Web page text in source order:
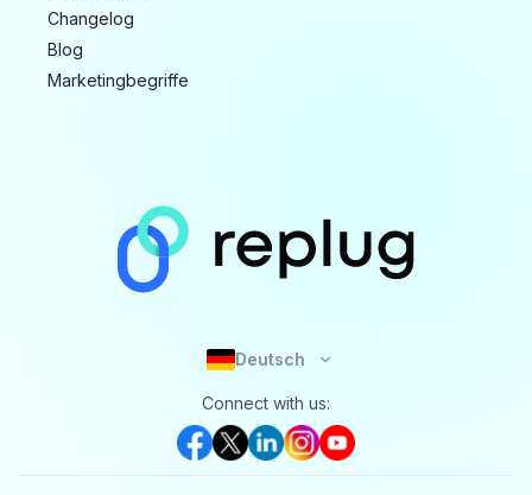
Changelog
Blog
Marketingbegriffe
Deutsch
Connect with us: